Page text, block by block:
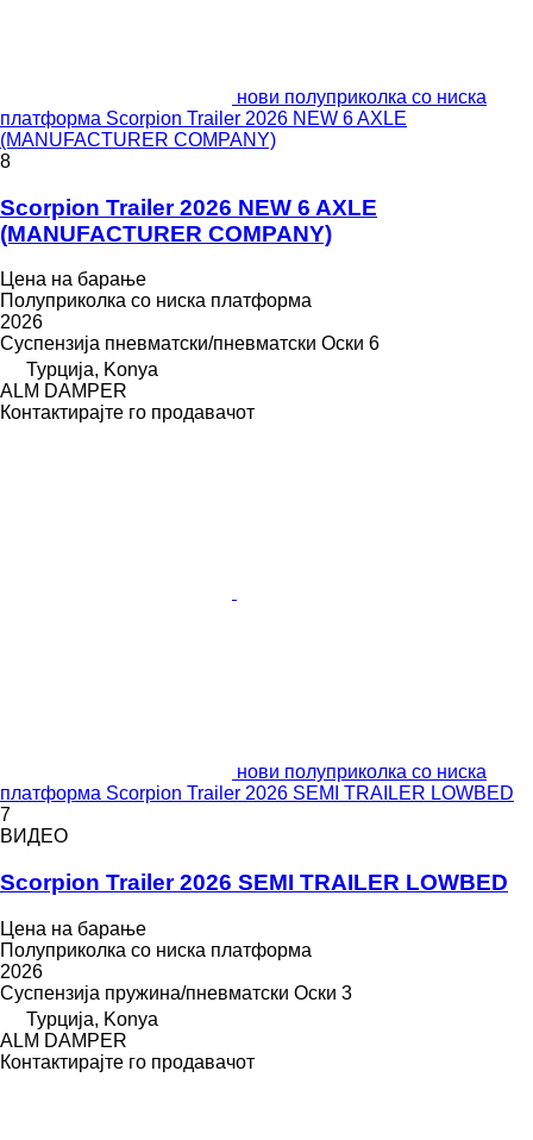
нови полуприколка со ниска
платформа Scorpion Trailer 2026 NEW 6 AXLE
(MANUFACTURER COMPANY)
8
Scorpion Trailer 2026 NEW 6 AXLE
(MANUFACTURER COMPANY)
Цена на барање
Полуприколка со ниска платформа
2026
Суспензија пневматски/пневматски Оски 6
Турција, Konya
ALM DAMPER
Контактирајте го продавачот
нови полуприколка со ниска
платформа Scorpion Trailer 2026 SEMI TRAILER LOWBED
7
ВИДЕО
Scorpion Trailer 2026 SEMI TRAILER LOWBED
Цена на барање
Полуприколка со ниска платформа
2026
Суспензија пружина/пневматски Оски 3
Турција, Konya
ALM DAMPER
Контактирајте го продавачот